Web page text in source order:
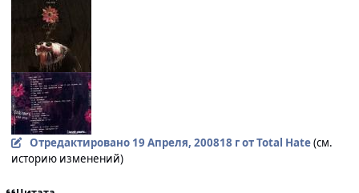
Отредактировано 19 Апреля, 200818 гот Total Hate(см.
историю изменений)